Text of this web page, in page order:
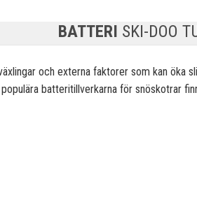
BATTERI SKI-DOO
och externa faktorer som kan öka
batteritillverkarna för snöskotrar